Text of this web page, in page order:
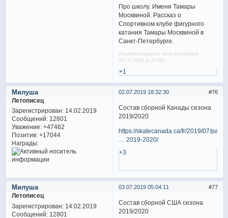
Про школу. Имени Тамары
Москвиной. Рассказ о
Спортивном клубе фигурного
катания Тамары Москвиной в
Санкт-Петербурге.
Отредактировано алла николаевна
(02.07.2019 11:20:56)
+1
76
02.07.2019 18:32:30
Милуша
Летописец
Зарегистрирован: 14.02.2019
Сообщений:12801
Уважение: +47462
Позитив: +17044
Награды:
Состав сборной Канады сезона
2019/2020
https://skatecanada.ca/fr/2019/07/patin
… 2019-2020/
+3
77
03.07.2019 05:04:11
Милуша
Летописец
Зарегистрирован: 14.02.2019
Сообщений:12801
Состав сборной США сезона
2019/2020